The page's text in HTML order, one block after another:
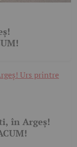
în Argeș!